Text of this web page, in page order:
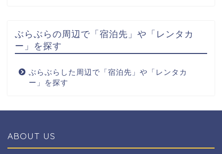
ぶらぶらの周辺で「宿泊先」や「レンタカ
ー」を探す
ぶらぶらした周辺で「宿泊先」や「レンタカ
ー」を探す
ABOUT US